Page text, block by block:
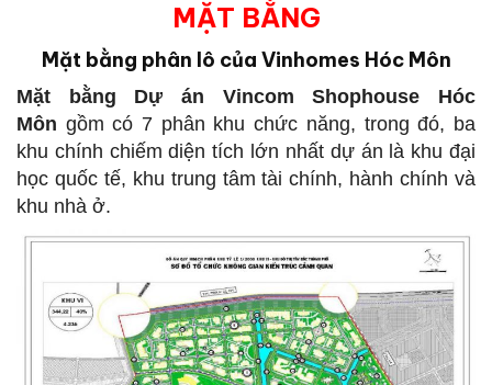
MẶT BẰNG
Mặt bằng phân lô của Vinhomes Hóc Môn
Mặt bằng Dự án Vincom Shophouse Hóc
Môn gồm có 7 phân khu chức năng, trong đó, ba
khu chính chiếm diện tích lớn nhất dự án là khu đại
học quốc tế, khu trung tâm tài chính, hành chính và
khu nhà ở.